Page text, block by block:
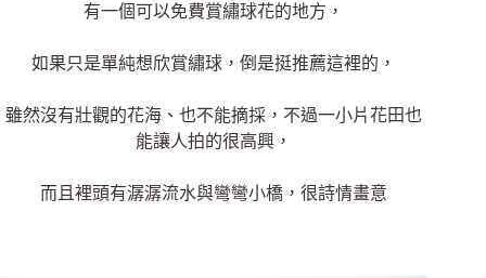
有一個可以免費賞繡球花的地方，
如果只是單純想欣賞繡球，倒是挺推薦這裡的，
雖然沒有壯觀的花海、也不能摘採，不過一小片花田也
能讓人拍的很高興，
而且裡頭有潺潺流水與彎彎小橋，很詩情畫意